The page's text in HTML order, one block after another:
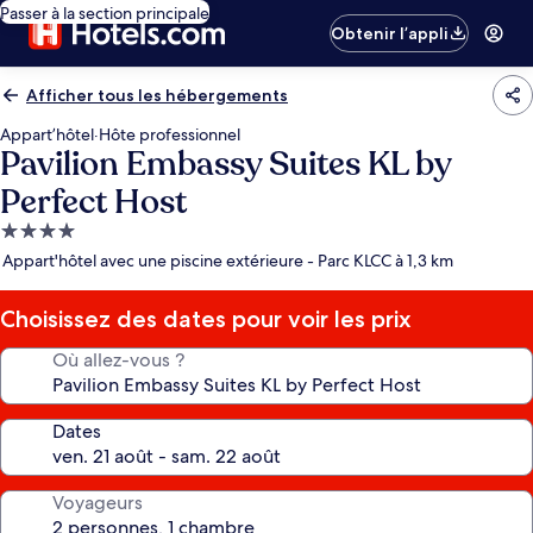
Passer à la section principale
Obtenir l’appli
Afficher tous les hébergements
Appart’hôtel·Hôte professionnel
Pavilion Embassy Suites KL by
Perfect Host
Hébergement
4.0 étoiles
Appart'hôtel avec une piscine extérieure - Parc KLCC à 1,3 km
Choisissez des dates pour voir les prix
Où allez-vous ?
Dates
Voyageurs